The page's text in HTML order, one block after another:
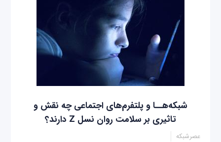
شبکه‌هــا و پلتفرم‌های اجتماعی چه نقش و
تاثیری بر سلامت روان نسل Z دارند؟
عصرشبکه